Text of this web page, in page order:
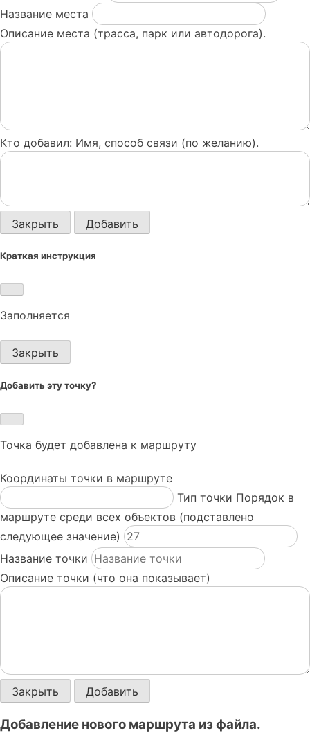
Название места
Описание места (трасса, парк или автодорога).
Кто добавил: Имя, способ связи (по желанию).
Закрыть Добавить
Краткая инструкция
Заполняется
Закрыть
Добавить эту точку?
Точка будет добавлена к маршруту
Координаты точки в маршруте
Тип точки Порядок в
маршруте среди всех объектов (подставлено
следующее значение)
Название точки
Описание точки (что она показывает)
Закрыть Добавить
Добавление нового маршрута из файла.